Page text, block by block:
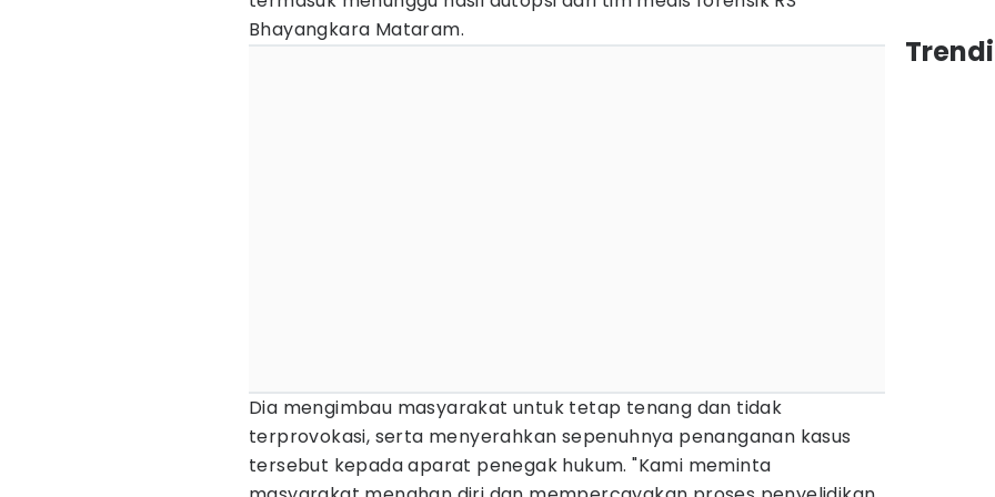
Bhayangkara Mataram.
Dia mengimbau masyarakat untuk tetap tenang dan tidak
terprovokasi, serta menyerahkan sepenuhnya penanganan kasus
tersebut kepada aparat penegak hukum. "Kami meminta